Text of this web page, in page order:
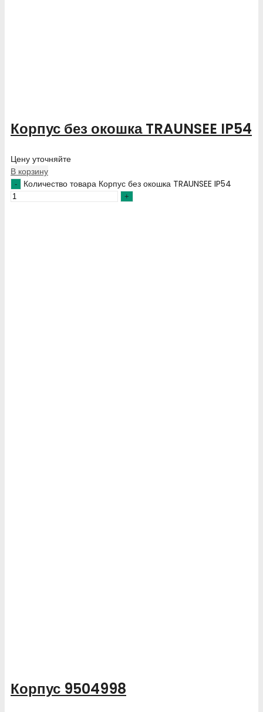
Корпус без окошка TRAUNSEE IP54
Цену уточняйте
В корзину
Количество товара Корпус без окошка TRAUNSEE IP54
Корпус 9504998